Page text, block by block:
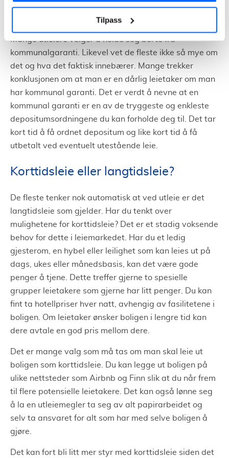
Tilpass
da kan nemlig banken gå inn å dekke utestående
Mange utleiere velger å holde seg borte fra
kommunalgaranti. Likevel vet de fleste ikke så mye om
det og hva det faktisk innebærer. Mange trekker
konklusjonen om at man er en dårlig leietaker om man
har kommunal garanti. Det er verdt å nevne at en
kommunal garanti er en av de tryggeste og enkleste
depositumsordningene du kan forholde deg til. Det tar
kort tid å få ordnet depositum og like kort tid å få
utbetalt ved eventuelt utestående leie.
Korttidsleie eller langtidsleie?
De fleste tenker nok automatisk at ved utleie er det
langtidsleie som gjelder. Har du tenkt over
mulighetene for korttidsleie? Det er et stadig voksende
behov for dette i leiemarkedet. Har du et ledig
gjesterom, en hybel eller leilighet som kan leies ut på
dags, ukes eller månedsbasis, kan det være gode
penger å tjene. Dette treffer gjerne to spesielle
grupper leietakere som gjerne har litt penger. Du kan
fint ta hotellpriser hver natt, avhengig av fasilitetene i
boligen. Om leietaker ønsker boligen i lengre tid kan
dere avtale en god pris mellom dere.
Det er mange valg som må tas om man skal leie ut
boligen som korttidsleie. Du kan legge ut boligen på
ulike nettsteder som Airbnb og Finn slik at du når frem
til flere potensielle leietakere. Det kan også lønne seg
å la en utleiemegler ta seg av alt papirarbeidet og
selv ta ansvaret for alt som har med selve boligen å
gjøre.
Det kan fort bli litt mer styr med korttidsleie siden det